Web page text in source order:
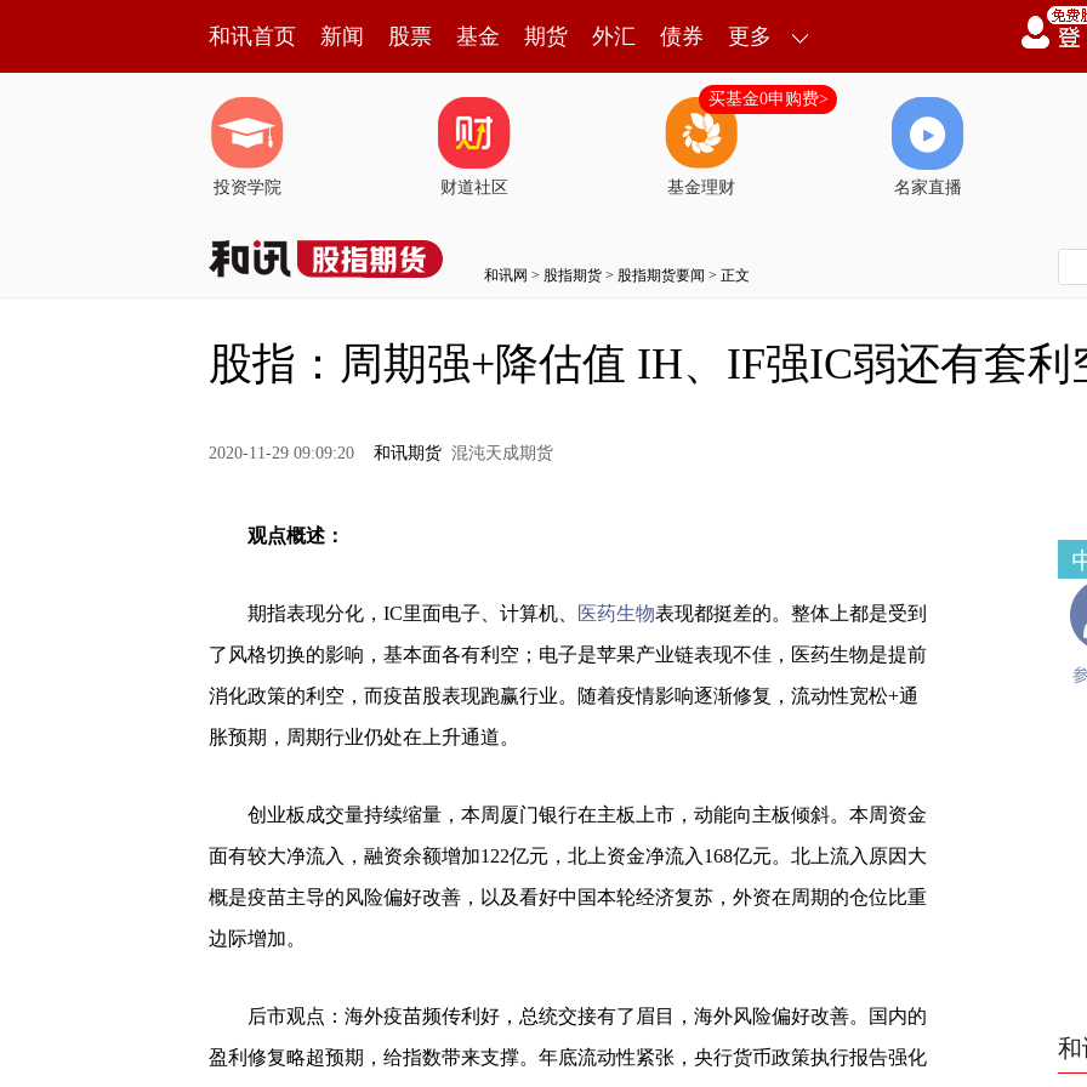
和讯首页 新闻 股票 基金 期货 外汇 债券 更多
投资学院 财道社区 基金理财
买基金0申购费>
名家直播
和讯网 > 股指期货 > 股指期货要闻 > 正文
股指：周期强+降估值 IH、IF强IC弱还有套利
2020-11-29 09:09:20 和讯期货 混沌天成期货
观点概述：
期指表现分化，IC里面电子、计算机、 医药生物表现都挺差的。整体上都是受到
了风格切换的影响，基本面各有利空；电子是苹果产业链表现不佳，医药生物是提前
消化政策的利空，而疫苗股表现跑赢行业。随着疫情影响逐渐修复，流动性宽松+通
胀预期，周期行业仍处在上升通道。
创业板成交量持续缩量，本周厦门银行在主板上市，动能向主板倾斜。本周资金
面有较大净流入，融资余额增加122亿元，北上资金净流入168亿元。北上流入原因大
概是疫苗主导的风险偏好改善，以及看好中国本轮经济复苏，外资在周期的仓位比重
边际增加。
后市观点：海外疫苗频传利好，总统交接有了眉目，海外风险偏好改善。国内的
盈利修复略超预期，给指数带来支撑。年底流动性紧张，央行货币政策执行报告强化
和